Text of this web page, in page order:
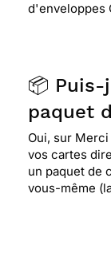
d'enveloppes
📦 Puis-
paquet
Oui, sur
vos cartes
un paquet de
vous-même